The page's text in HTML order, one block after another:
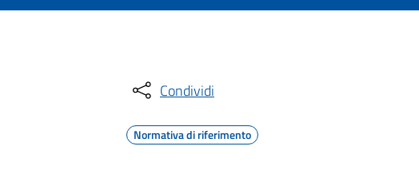
Condividi
Normativa di riferimento